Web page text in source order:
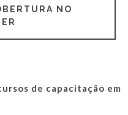
NO
de capacitação em